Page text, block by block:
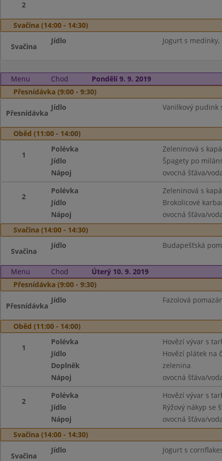
2
Svačina (14:00 - 14:30)
Svačina
Jídlo Jogurt s medínky,
Menu Chod
Pondělí 9. 9. 2019
Přesnídávka (9:00 - 9:30)
Přesnídávka
Jídlo Vanilkový pudink
Oběd (11:00 - 14:00)
1
Polévka
Zeleninová s
Jídlo
Špagety po
Nápoj
ovocná šťáva/
2
Polévka
Zeleninová s
Jídlo
Brokolicové
Nápoj
ovocná šťáva/
Svačina (14:00 - 14:30)
Svačina
Jídlo Budapešťská
Menu Chod
Úterý 10. 9. 2019
Přesnídávka (9:00 - 9:30)
Přesnídávka
Jídlo Fazolová
Oběd (11:00 - 14:00)
1
Polévka
Hovězí vývar s
Jídlo
Hovězí plátek na
Doplněk
zelenina
Nápoj
ovocná šťáva/
2
Polévka
Hovězí vývar s
Jídlo
Rýžový nákyp se
Nápoj
ovocná šťáva/
Svačina (14:00 - 14:30)
Svačina
Jídlo Jogurt s